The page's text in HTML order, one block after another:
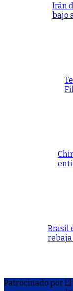
Irán
bajo
Brasil
Patrocinado por